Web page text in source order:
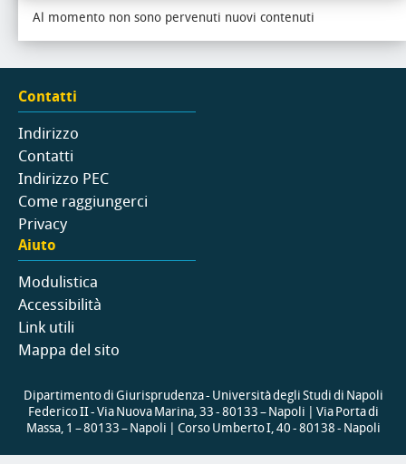
Al momento non sono pervenuti nuovi contenuti
Contatti
Indirizzo
Contatti
Indirizzo PEC
Come raggiungerci
Privacy
Aiuto
Modulistica
Accessibilità
Link utili
Mappa del sito
Dipartimento di Giurisprudenza - Università degli Studi di Napoli
Federico II - Via Nuova Marina, 33 - 80133 – Napoli | Via Porta di
Massa, 1 – 80133 – Napoli | Corso Umberto I, 40 - 80138 - Napoli